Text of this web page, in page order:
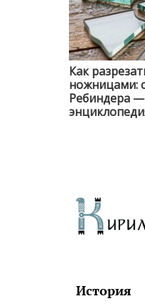
Как
ножницами:
Ребиндера
История